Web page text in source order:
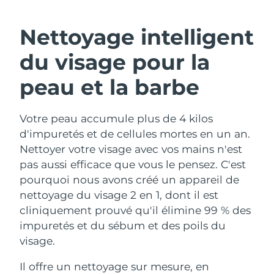
Nettoyage intelligent
du visage pour la
peau et la barbe
Votre peau accumule plus de 4 kilos
d'impuretés et de cellules mortes en un an.
Nettoyer votre visage avec vos mains n'est
pas aussi efficace que vous le pensez. C'est
pourquoi nous avons créé un appareil de
nettoyage du visage 2 en 1, dont il est
cliniquement prouvé qu'il élimine 99 % des
impuretés et du sébum et des poils du
visage.
Il offre un nettoyage sur mesure, en
Nettoyage du visage
LUNA™ 4 coffret
LUNA™ 4 Plus
Massage, LED heating
LUNA™ 4 Men
For men, anti-aging massage
Lifting
BEAR™ 2 coffret
BEAR™ 2 go
Microcurrent toning on-the-go
BEAR™ 2 eyes & lips
Microcurrent line smoothing device
Hydratation
UFO™ 3 coffret
Deep facial hydration
UFO™ 3 LED
Soin bucco-dentaire
issa™ 4
Hybrid silicone sonic toothbrush
issa™ 4 plus
FAQ™ TRAITEMENT ANTI-ÂGE
NEW
Bahreïn Livraison estimée 8/11/26
Livraison estimée
Bosnie-Herzégovine Livraison estimée8/13/26
Brunei Livraison estimée8/15/26
Bulgarie Livraison estimée
Canada Livraison estimée